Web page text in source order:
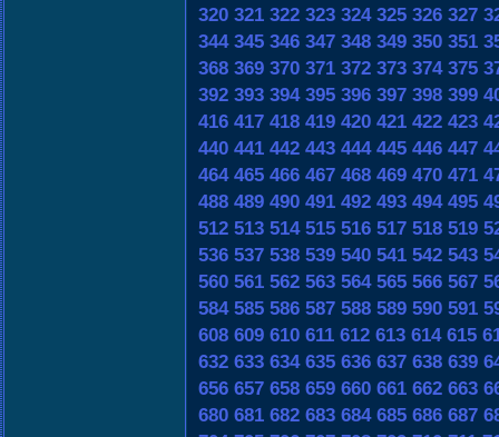
320 321 322 323 324 325 326 327
344 345 346 347 348 349 350 351
368 369 370 371 372 373 374 375
392 393 394 395 396 397 398 399
416 417 418 419 420 421 422 423
440 441 442 443 444 445 446 447
464 465 466 467 468 469 470 471
488 489 490 491 492 493 494 495
512 513 514 515 516 517 518 519
536 537 538 539 540 541 542 543
560 561 562 563 564 565 566 567
584 585 586 587 588 589 590 591
608 609 610 611 612 613 614 615
632 633 634 635 636 637 638 639
656 657 658 659 660 661 662 663
680 681 682 683 684 685 686 687